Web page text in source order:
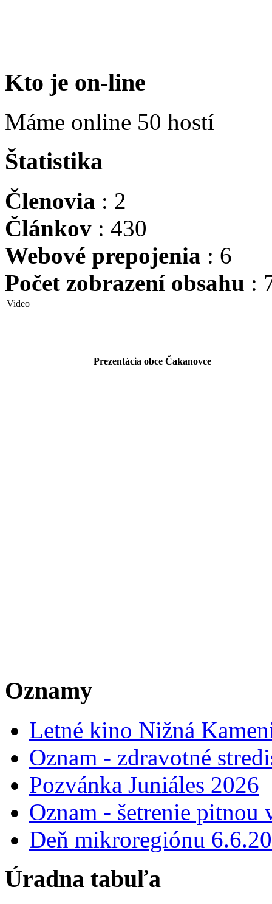
Kto je on-line
Máme online 50 hostí
Štatistika
Členovia : 2
Článkov : 430
Webové prepojenia : 6
Počet zobrazení obsahu :
Video
Prezentácia obce Čakanovce
Oznamy
Letné kino Nižná
Oznam - zdravotné
Pozvánka Juniáles 2026
Oznam - šetrenie pitnou
Deň mikroregiónu
Úradna tabuľa